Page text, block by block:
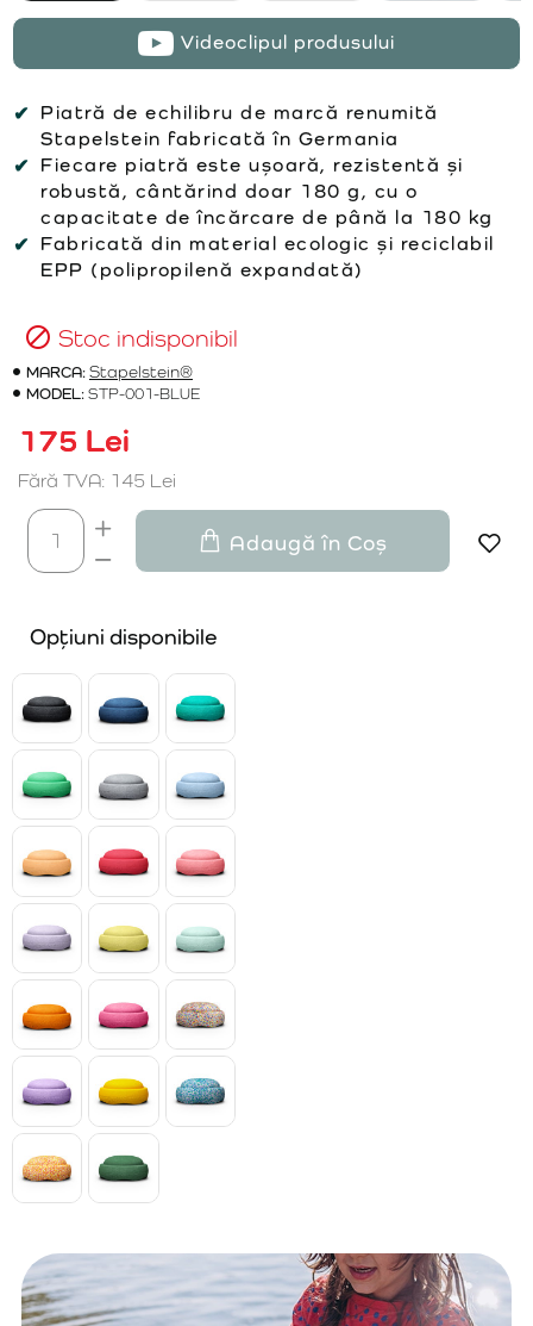
Videoclipul produsului
Piatră de echilibru de marcă renumită
Stapelstein fabricată în Germania
Fiecare piatră este ușoară, rezistentă și
robustă, cântărind doar 180 g, cu o
capacitate de încărcare de până la 180 kg
Fabricată din material ecologic și reciclabil
EPP (polipropilenă expandată)
Stoc indisponibil
MARCA:Stapelstein®
MODEL:STP-001-BLUE
175 Lei
Fără TVA: 145 Lei
Adaugă în Coș
Opțiuni disponibile